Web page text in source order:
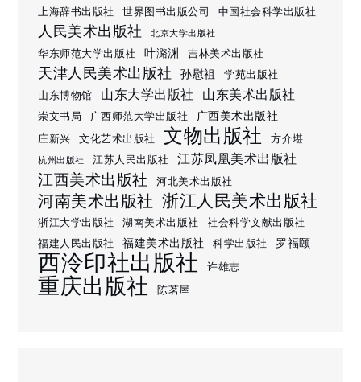
上海辞书出版社 世界图书出版公司 中国社会科学出版社
人民美术出版社 北京大学出版社
华东师范大学出版社 叶潞渊 吉林美术出版社
天津人民美术出版社 孙慰祖
学苑出版社
山东博物馆
山东大学出版社 山东美术出版社
崇文书局 广西师范大学出版社 广西美术出版社
庄新兴 文化艺术出版社 文物出版社 方介堪
杭州出版社 江苏人民出版社 江苏凤凰美术出版社
江西美术出版社 河北美术出版社
河南美术出版社 浙江人民美术出版社
浙江大学出版社 湖南美术出版社
社会科学文献出版社
福建人民出版社
福建美术出版社 科学出版社 罗福颐
西泠印社出版社 许雄志
重庆出版社 陈茗屋